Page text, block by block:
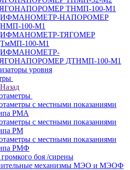
ТНМП-100-М1
НАПОРОМЕР
100-М1
ТЯГОМЕР
100-М1
ДТНМП-100-М1
уровня
Назад
с местными показаниями
РМА
с местными показаниями
РМ
с местными показаниями
РМФ
боя /сирены
механизмы МЭО и МЭОФ